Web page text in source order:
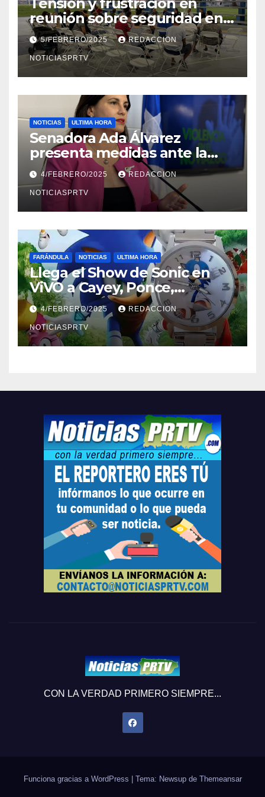
reunión sobre seguridad en
Reparto Metropolitano
5/FEBRERO/2025 REDACCION
NOTICIASPRTV
NOTICIAS ULTIMA HORA
Senadora Ada Álvarez
presenta medidas ante la
violencia en el noviazgo
4/FEBRERO/2025 REDACCION
NOTICIASPRTV
FARÁNDULA NOTICIAS ULTIMA HORA
Llega el Show de Sonic en
ViVO a Cayey, Ponce,
Barceloneta y Humacao,
Relojes gratis para el que
compre ahora….
4/FEBRERO/2025 REDACCION
NOTICIASPRTV
CON LA VERDAD PRIMERO SIEMPRE...
Funciona gracias a WordPress Tema: Newsup de Themeansar